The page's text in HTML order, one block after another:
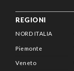
REGIONI
NORD ITALIA
Piemonte
Veneto